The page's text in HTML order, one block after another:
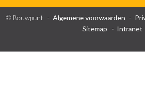
© Bouwpunt Algemene voorwaarden
Sitemap
Intranet